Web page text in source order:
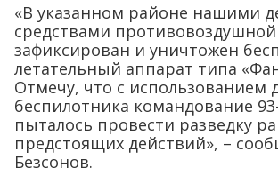
«В указанном районе нашими
средствами
зафиксирован и уничтожен
летательный аппарат типа
Отмечу, что с использованием
беспилотника командование
пыталось провести разведку
предстоящих действий», –
Безсонов.